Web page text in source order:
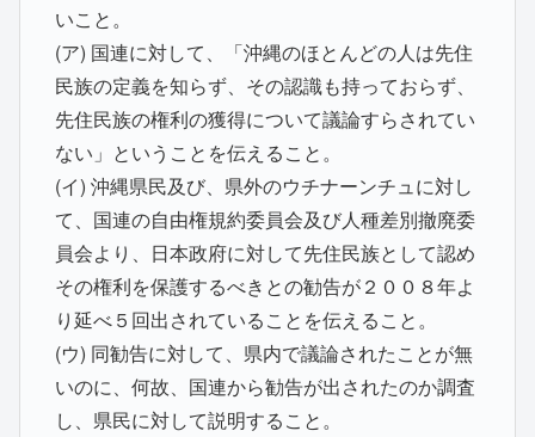
いこと。
(ア) 国連に対して、「沖縄のほとんどの人は先住
民族の定義を知らず、その認識も持っておらず、
先住民族の権利の獲得について議論すらされてい
ない」ということを伝えること。
(イ) 沖縄県民及び、県外のウチナーンチュに対し
て、国連の自由権規約委員会及び人種差別撤廃委
員会より、日本政府に対して先住民族として認め
その権利を保護するべきとの勧告が２００８年よ
り延べ５回出されていることを伝えること。
(ウ) 同勧告に対して、県内で議論されたことが無
いのに、何故、国連から勧告が出されたのか調査
し、県民に対して説明すること。